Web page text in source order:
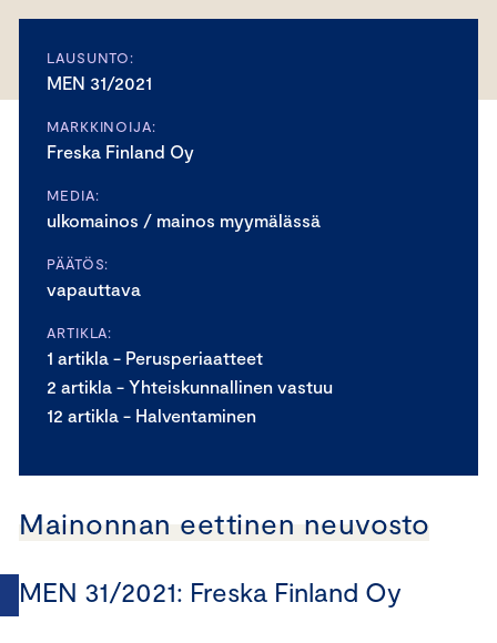
LAUSUNTO:
MEN 31/2021
MARKKINOIJA:
Freska Finland Oy
MEDIA:
ulkomainos / mainos myymälässä
PÄÄTÖS:
vapauttava
ARTIKLA:
1 artikla - Perusperiaatteet
2 artikla - Yhteiskunnallinen vastuu
12 artikla - Halventaminen
Mainonnan eettinen neuvosto
MEN 31/2021: Freska Finland Oy